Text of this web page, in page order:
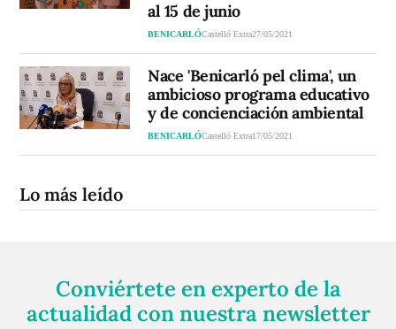
al 15 de junio
BENICARLÓCastelló Extra27/05/2021
Nace 'Benicarló pel clima', un
ambicioso programa educativo
y de concienciación ambiental
BENICARLÓCastelló Extra17/05/2021
Lo más leído
Conviértete en experto de la
actualidad con nuestra newsletter